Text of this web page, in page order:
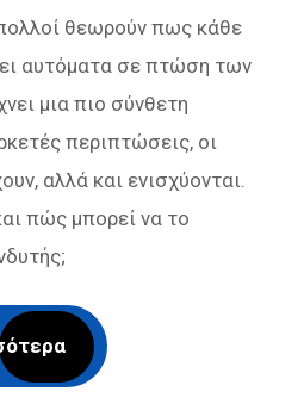
θεωρούν πως κάθε
αυτόματα σε πτώση των
μια πιο σύνθετη
περιπτώσεις, οι
αλλά και ενισχύονται.
πώς μπορεί να το